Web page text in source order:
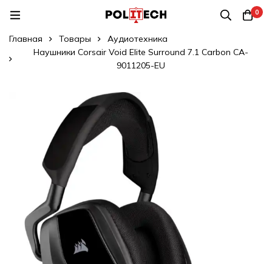
0
Главная Товары
Аудиотехника
Наушники Corsair Void Elite Surround 7.1 Carbon CA-
9011205-EU